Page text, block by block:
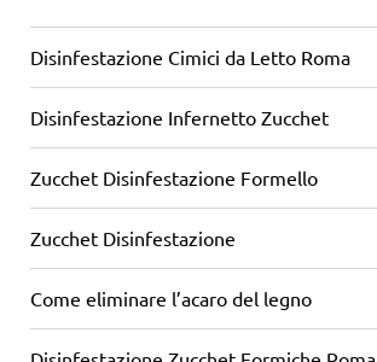
Disinfestazione Cimici da Letto Roma
Disinfestazione Infernetto Zucchet
Zucchet Disinfestazione Formello
Zucchet Disinfestazione
Come eliminare l’acaro del legno